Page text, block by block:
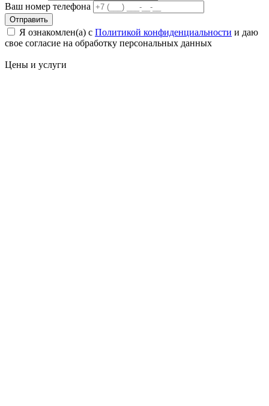
Ваш номер телефона
Отправить
Я ознакомлен(а) с Политикой конфиденциальности и даю
свое cогласие на обработку персональных данных
Цены и услуги